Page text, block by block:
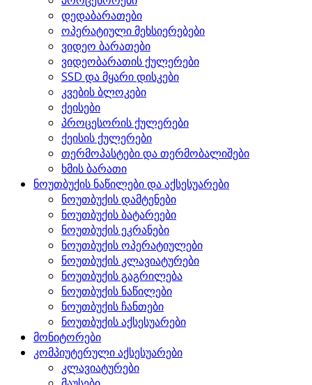
დედაბარათები
ოპერატიული მეხსიერებები
ვიდეო ბარათები
ვიდეობარათის ქულერები
SSD და მყარი დისკები
კვების ბლოკები
ქეისები
პროცესორის ქულერები
ქეისის ქულერები
თერმოპასტები და თერმობალიშები
ხმის ბარათი
ნოუთბუქის ნაწილები და აქსესუარები
ნოუთბუქის დამტენები
ნოუთბუქის ბატარეები
ნოუთბუქის ეკრანები
ნოუთბუქის ოპერატიულები
ნოუთბუქის კლავიატურები
ნოუთბუქის გაგრილება
ნოუთბუქის ნაწილები
ნოუთბუქის ჩანთები
ნოუთბუქის აქსესუარები
მონიტორები
კომპიუტერული აქსესუარები
კლავიატურები